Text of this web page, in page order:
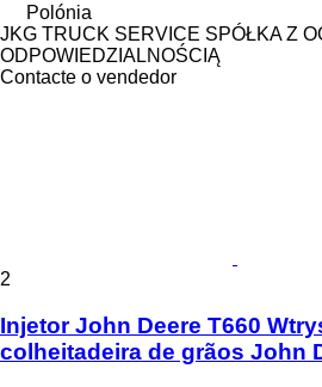
Polónia
JKG TRUCK SERVICE SPÓŁKA Z
ODPOWIEDZIALNOŚCIĄ
Contacte o vendedor
2
Injetor John Deere T660
colheitadeira de grãos John